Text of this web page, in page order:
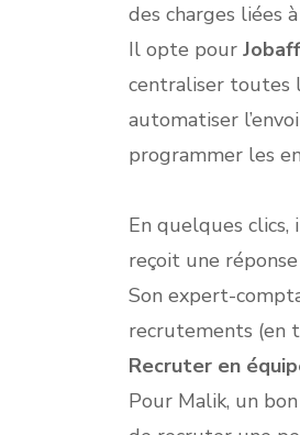
des charges liées
Il opte pour
centraliser toutes
automatiser
programmer les
En quelques clics,
reçoit une
Son expert-
recrutements (en
Recruter en
Pour Malik, un